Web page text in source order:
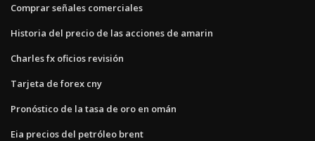
Comprar señales comerciales
Historia del precio de las acciones de amarin
Charles fx oficios revisión
Tarjeta de forex cny
Pronóstico de la tasa de oro en omán
Eia precios del petróleo brent